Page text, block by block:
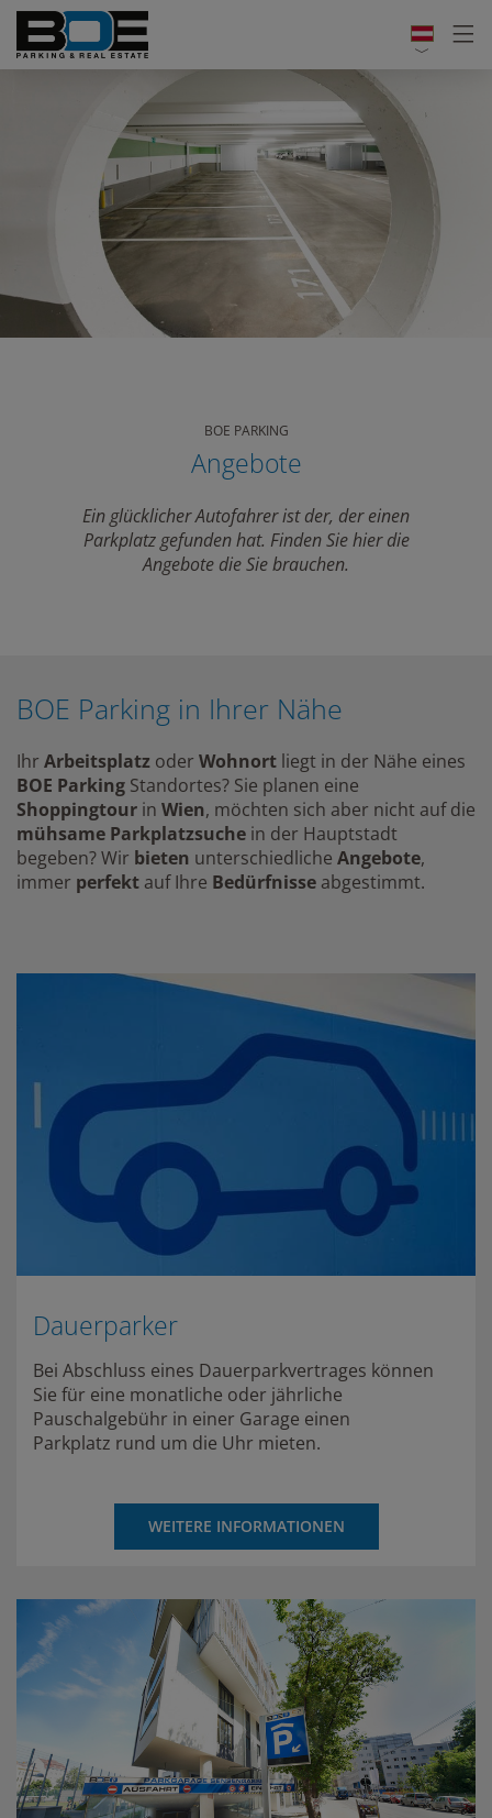
BOE PARKING
Angebote
Ein glücklicher Autofahrer ist der, der einen
Parkplatz gefunden hat. Finden Sie hier die
Angebote die Sie brauchen.
BOE Parking in Ihrer Nähe
Ihr Arbeitsplatz oder Wohnort liegt in der Nähe eines
BOE Parking Standortes? Sie planen eine
Shoppingtour in Wien, möchten sich aber nicht auf die
mühsame Parkplatzsuche in der Hauptstadt
begeben? Wir bieten unterschiedliche Angebote,
immer perfekt auf Ihre Bedürfnisse abgestimmt.
Dauerparker
Bei Abschluss eines Dauerparkvertrages können
Sie für eine monatliche oder jährliche
Pauschalgebühr in einer Garage einen
Parkplatz rund um die Uhr mieten.
WEITERE INFORMATIONEN